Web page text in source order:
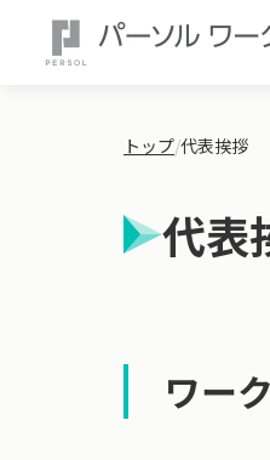
トップ/代表挨拶
代表
ワー